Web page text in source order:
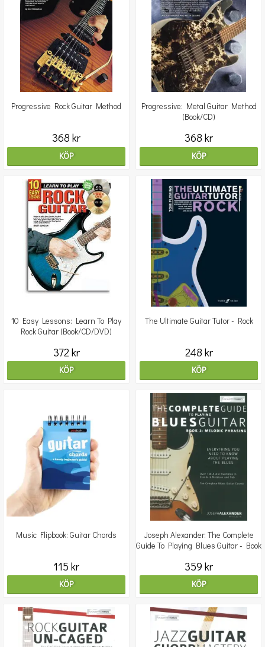
Progressive Rock Guitar Method
368 kr
KÖP
Progressive: Metal Guitar Method
(Book/CD)
368 kr
KÖP
10 Easy Lessons: Learn To Play
Rock Guitar (Book/CD/DVD)
372 kr
KÖP
The Ultimate Guitar Tutor - Rock
248 kr
KÖP
Music Flipbook: Guitar Chords
115 kr
KÖP
Joseph Alexander: The Complete
Guide To Playing Blues Guitar - Book
359 kr
KÖP